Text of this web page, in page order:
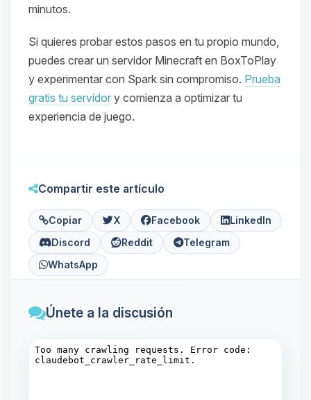
minutos.
Si quieres probar estos pasos en tu propio mundo,
puedes crear un servidor Minecraft en BoxToPlay
y experimentar con Spark sin compromiso. Prueba
gratis tu servidor y comienza a optimizar tu
experiencia de juego.
Compartir este artículo
Copiar X Facebook
LinkedIn
Discord
Reddit
Telegram
WhatsApp
Únete a la discusión